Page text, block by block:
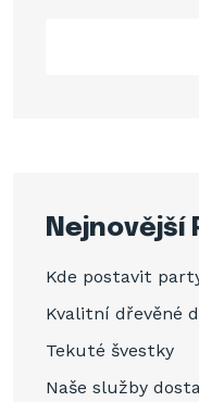
Nejnovější
Kde postavit
Kvalitní dřevěné
Tekuté švestky
Naše služby